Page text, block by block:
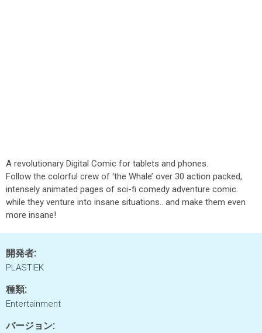
A revolutionary Digital Comic for tablets and phones.
Follow the colorful crew of ‘the Whale’ over 30 action packed,
intensely animated pages of sci-fi comedy adventure comic.
while they venture into insane situations.. and make them even
more insane!
開発者:
PLASTIEK
種類:
Entertainment
バージョン: